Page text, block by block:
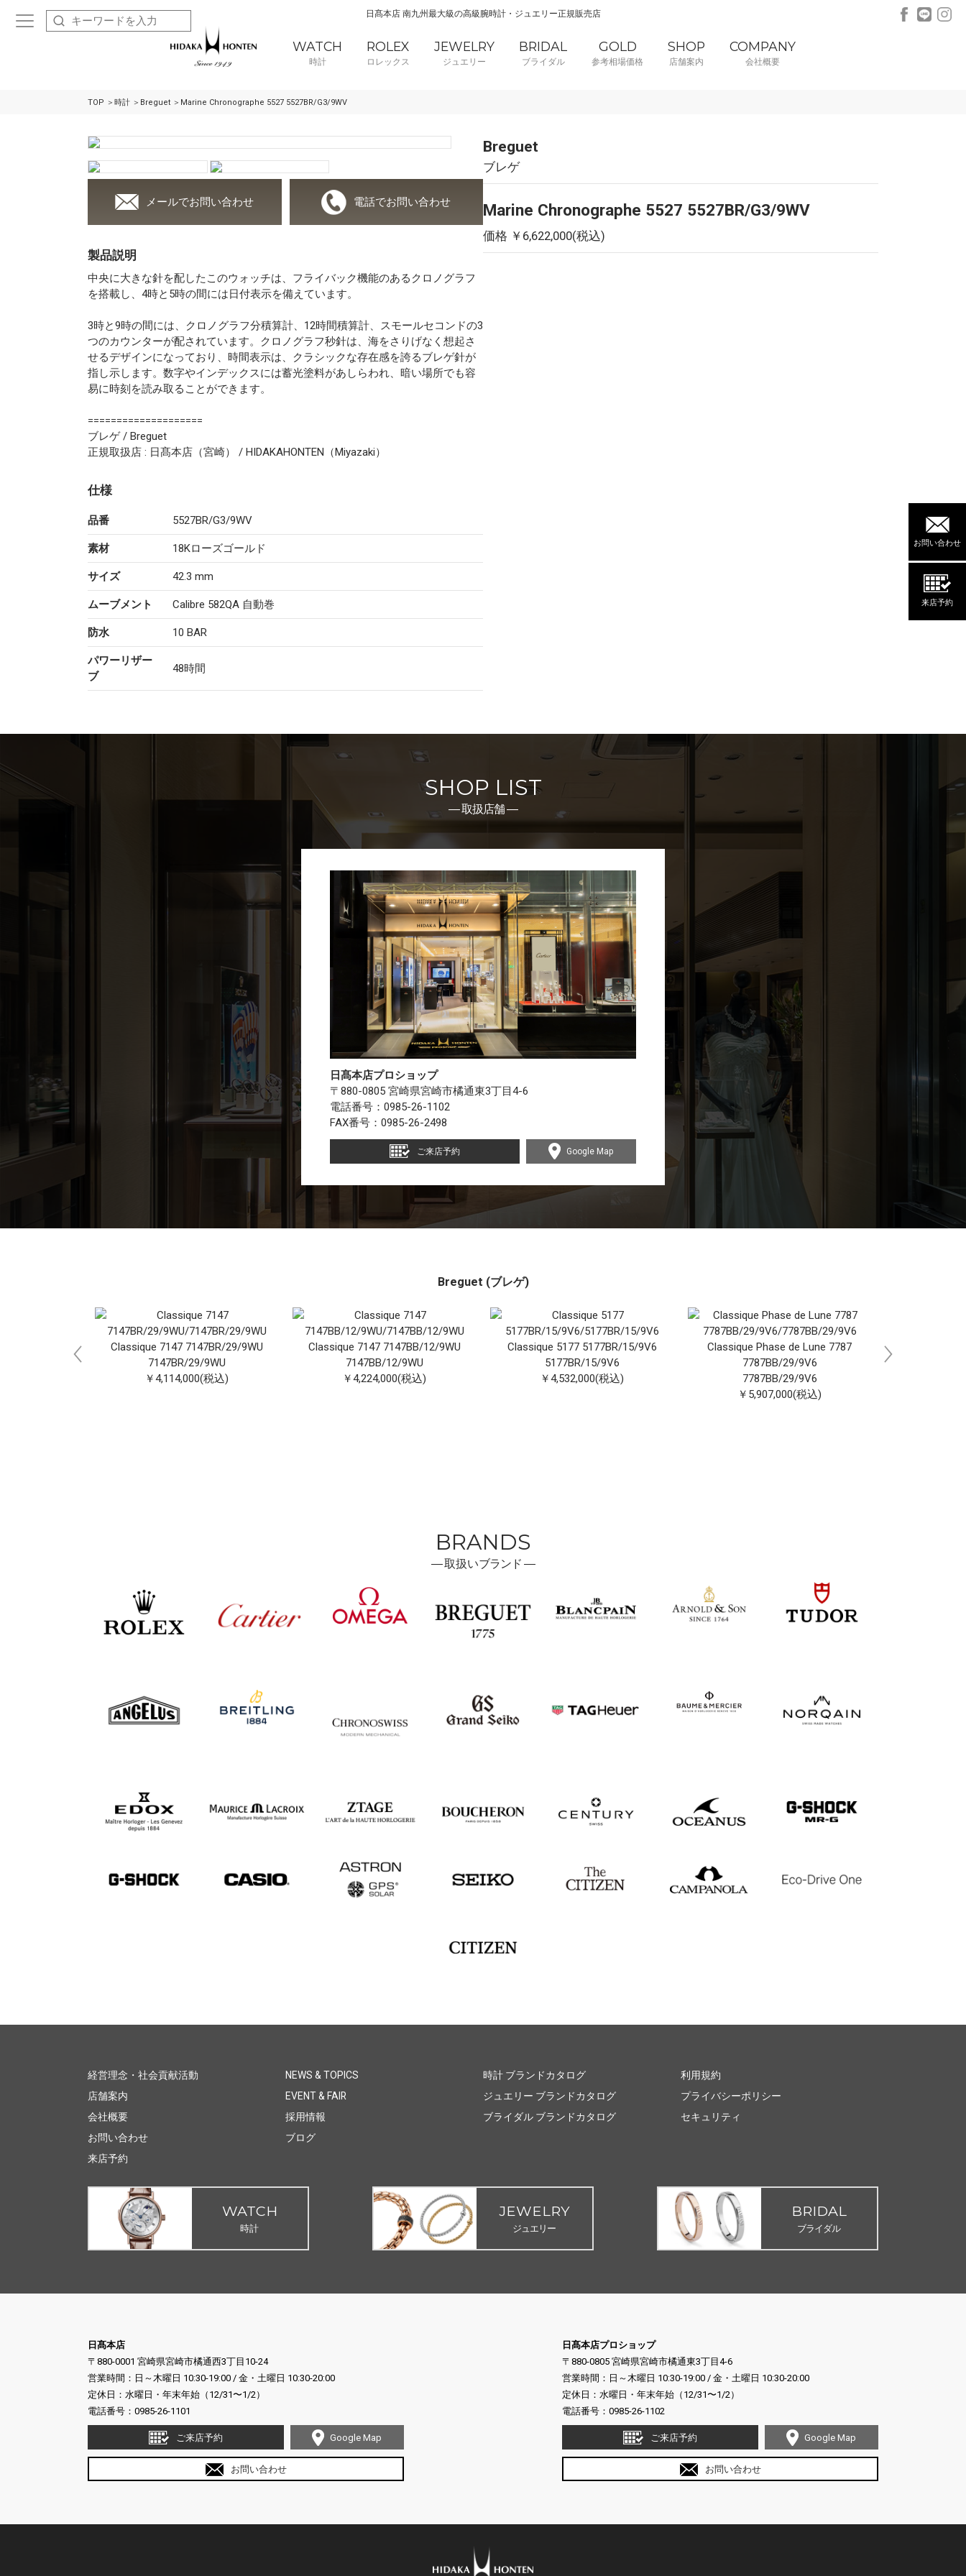
日髙本店 南九州最大級の高級腕時計・ジュエリー正規販売店
WATCH
時計
ROLEX
ロレックス
JEWELRY
ジュエリー
BRIDAL
ブライダル
GOLD
参考相場価格
SHOP
店舗案内
COMPANY
会社概要
お問い合わせ
来店予約
TOP 時計 Breguet Marine Chronographe 5527 5527BR/G3/9WV
Breguet
ブレゲ
Marine Chronographe 5527 5527BR/G3/9WV
価格 ￥6,622,000(税込)
メールでお問い合わせ 電話でお問い合わせ
製品説明
中央に大きな針を配したこのウォッチは、フライバック機能のあるクロノグラフ
を搭載し、4時と5時の間には日付表示を備えています。
3時と9時の間には、クロノグラフ分積算計、12時間積算計、スモールセコンドの3
つのカウンターが配されています。クロノグラフ秒針は、海をさりげなく想起さ
せるデザインになっており、時間表示は、クラシックな存在感を誇るブレゲ針が
指し示します。数字やインデックスには蓄光塗料があしらわれ、暗い場所でも容
易に時刻を読み取ることができます。
====================
ブレゲ / Breguet
正規取扱店 : 日髙本店（宮崎） / HIDAKAHONTEN（Miyazaki）
仕様
品番 5527BR/G3/9WV
素材 18Kローズゴールド
サイズ 42.3 mm
ムーブメント Calibre 582QA 自動巻
防水 10 BAR
パワーリザー
ブ
48時間
SHOP LIST
― 取扱店舗 ―
日髙本店プロショップ
〒880-0805 宮崎県宮崎市橘通東3丁目4-6
電話番号： 0985-26-1102
FAX番号：0985-26-2498
ご来店予約 Google Map
Breguet (ブレゲ)
Classique 7147 7147BR/29/9WU
7147BR/29/9WU
￥4,114,000(税込)
Classique 7147 7147BB/12/9WU
7147BB/12/9WU
￥4,224,000(税込)
Classique 5177 5177BR/15/9V6
5177BR/15/9V6
￥4,532,000(税込)
Classique Phase de Lune 7787
7787BB/29/9V6
7787BB/29/9V6
￥5,907,000(税込)
BRANDS
―取扱いブランド ―
経営理念・社会貢献活動
店舗案内
会社概要
お問い合わせ
来店予約
NEWS & TOPICS
EVENT & FAIR
採用情報
ブログ
時計 ブランドカタログ
ジュエリー ブランドカタログ
ブライダル ブランドカタログ
利用規約
プライバシーポリシー
セキュリティ
WATCH
時計
JEWELRY
ジュエリー
BRIDAL
ブライダル
日髙本店
〒880-0001 宮崎県宮崎市橘通西3丁目10-24
営業時間：日～木曜日 10:30-19:00 / 金・土曜日 10:30-20:00
定休日：水曜日・年末年始（12/31〜1/2）
電話番号： 0985-26-1101
ご来店予約 Google Map
お問い合わせ
日髙本店プロショップ
〒880-0805 宮崎県宮崎市橘通東3丁目4-6
営業時間：日～木曜日 10:30-19:00 / 金・土曜日 10:30-20:00
定休日：水曜日・年末年始（12/31〜1/2）
電話番号： 0985-26-1102
ご来店予約 Google Map
お問い合わせ